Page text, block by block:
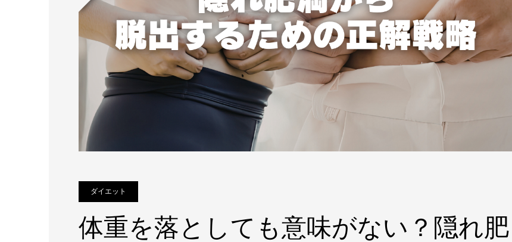
ダイエット
体重を落としても意味がない？隠れ肥